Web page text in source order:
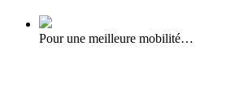
Pour une meilleure mobilité…